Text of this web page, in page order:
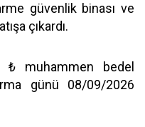
güvenlik binası ve
çıkardı.
₺ muhammen bedel
günü 08/09/2026